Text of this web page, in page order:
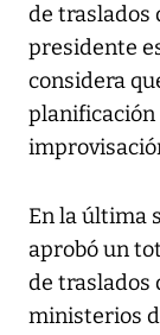
de traslados
presidente
considera
planificación
En la última
aprobó un
de traslados
ministerios